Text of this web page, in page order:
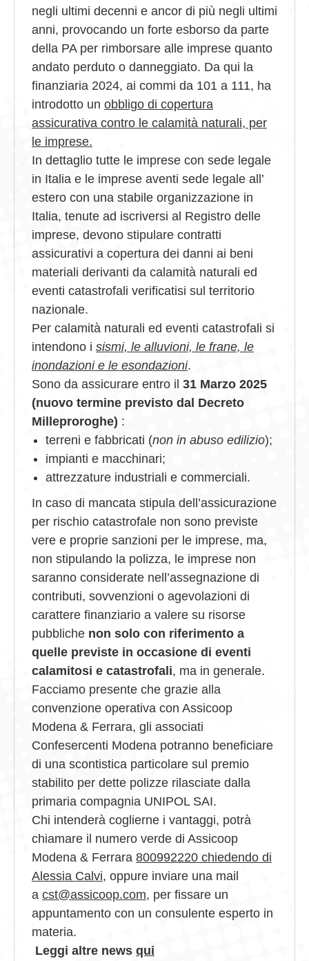
negli ultimi decenni e ancor di più negli ultimi
anni, provocando un forte esborso da parte
della PA per rimborsare alle imprese quanto
andato perduto o danneggiato. Da qui la
finanziaria 2024, ai commi da 101 a 111, ha
introdotto un obbligo di copertura
assicurativa contro le calamità naturali, per
le imprese.
In dettaglio tutte le imprese con sede legale
in Italia e le imprese aventi sede legale all’
estero con una stabile organizzazione in
Italia, tenute ad iscriversi al Registro delle
imprese, devono stipulare contratti
assicurativi a copertura dei danni ai beni
materiali derivanti da calamità naturali ed
eventi catastrofali verificatisi sul territorio
nazionale.
Per calamità naturali ed eventi catastrofali si
intendono i sismi, le alluvioni, le frane, le
inondazioni e le esondazioni.
Sono da assicurare entro il 31 Marzo 2025
(nuovo termine previsto dal Decreto
Milleproroghe) :
terreni e fabbricati (non in abuso edilizio);
impianti e macchinari;
attrezzature industriali e commerciali.
In caso di mancata stipula dell’assicurazione
per rischio catastrofale non sono previste
vere e proprie sanzioni per le imprese, ma,
non stipulando la polizza, le imprese non
saranno considerate nell’assegnazione di
contributi, sovvenzioni o agevolazioni di
carattere finanziario a valere su risorse
pubbliche non solo con riferimento a
quelle previste in occasione di eventi
calamitosi e catastrofali, ma in generale.
Facciamo presente che grazie alla
convenzione operativa con Assicoop
Modena & Ferrara, gli associati
Confesercenti Modena potranno beneficiare
di una scontistica particolare sul premio
stabilito per dette polizze rilasciate dalla
primaria compagnia UNIPOL SAI.
Chi intenderà coglierne i vantaggi, potrà
chiamare il numero verde di Assicoop
Modena & Ferrara 800992220 chiedendo di
Alessia Calvi, oppure inviare una mail
a cst@assicoop.com, per fissare un
appuntamento con un consulente esperto in
materia.
Leggi altre news qui